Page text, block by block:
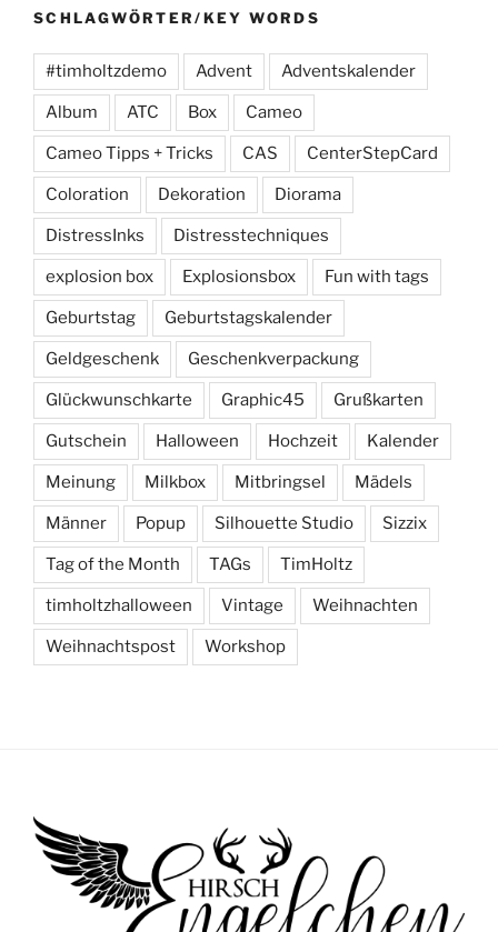
SCHLAGWÖRTER/KEY WORDS
#timholtzdemo Advent Adventskalender
Album ATC Box Cameo
Cameo Tipps + Tricks CAS CenterStepCard
Coloration Dekoration Diorama
DistressInks Distresstechniques
explosion box Explosionsbox Fun with tags
Geburtstag Geburtstagskalender
Geldgeschenk Geschenkverpackung
Glückwunschkarte Graphic45 Grußkarten
Gutschein Halloween Hochzeit Kalender
Meinung Milkbox Mitbringsel Mädels
Männer Popup Silhouette Studio Sizzix
Tag of the Month TAGs TimHoltz
timholtzhalloween Vintage Weihnachten
Weihnachtspost Workshop